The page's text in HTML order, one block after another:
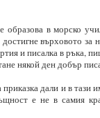
в морско
върховото за
и писалка в ръка,
някой ден добър
приказка дали и в тази
е не в самия